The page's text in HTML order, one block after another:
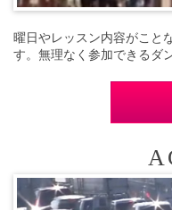
曜日やレッスン内容がこと
す。無理なく参加できるダ